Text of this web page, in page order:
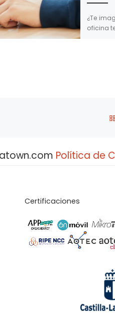
¿Te
oficina
Política de
Certificaciones